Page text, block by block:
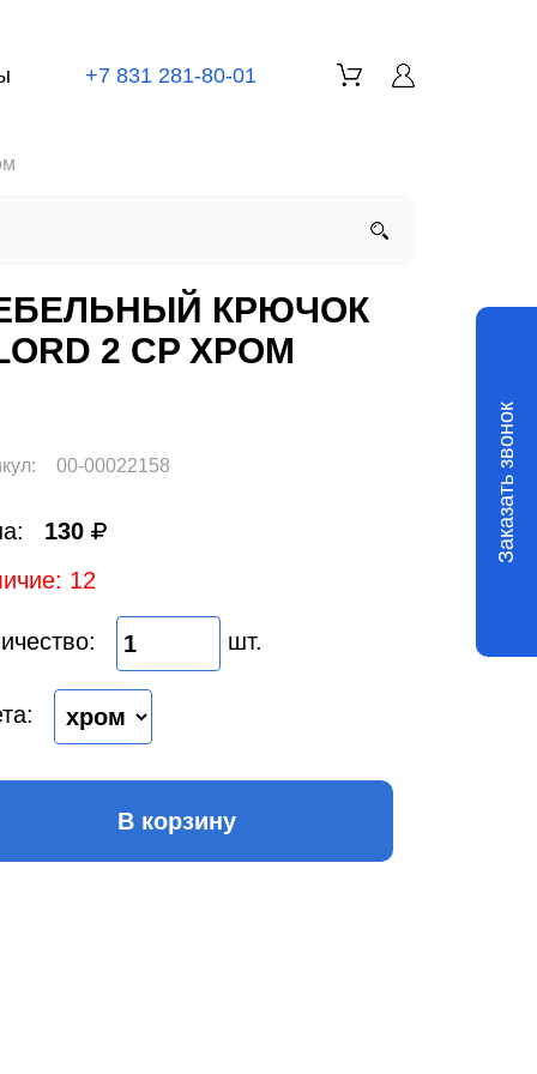
+7 831 281-80-01
КРЮЧОК
2 CP ХРОМ
00-00022158
130
12
шт.
В корзину
Заказать звонок